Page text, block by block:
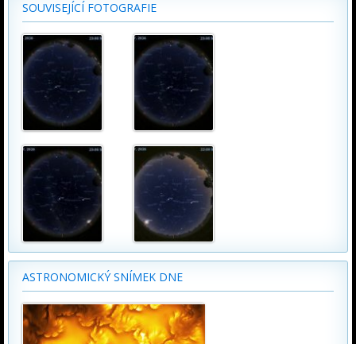
SOUVISEJÍCÍ FOTOGRAFIE
ASTRONOMICKÝ SNÍMEK DNE